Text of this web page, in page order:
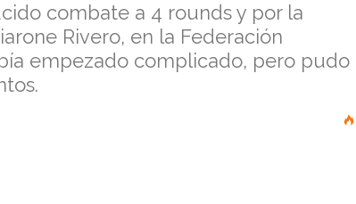
combate a 4 rounds y por la
Rivero, en la Federación
empezado complicado, pero pudo